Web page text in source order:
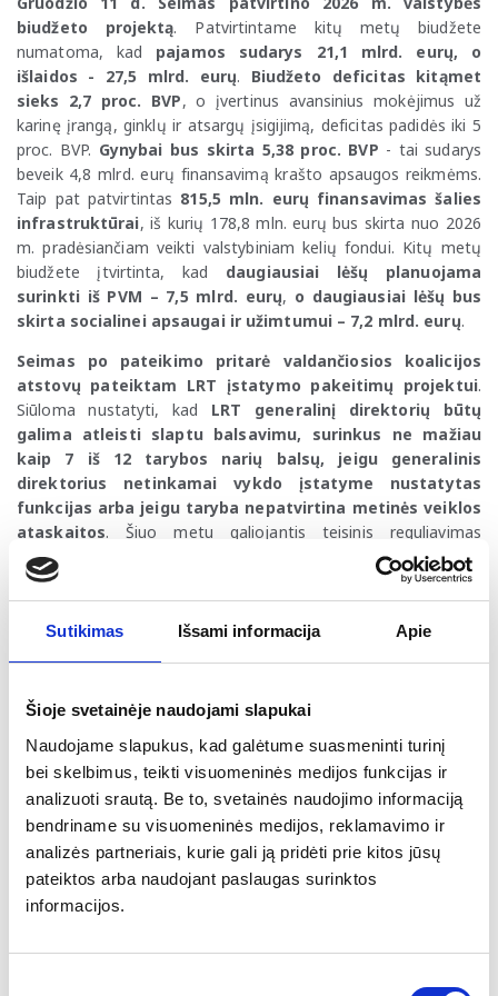
Sutikimas Išsami informacija Apie
Šioje svetainėje naudojami slapukai
Naudojame slapukus, kad galėtume suasmeninti turinį
bei skelbimus, teikti visuomeninės medijos funkcijas ir
analizuoti srautą. Be to, svetainės naudojimo informaciją
bendriname su visuomeninės medijos, reklamavimo ir
analizės partneriais, kurie gali ją pridėti prie kitos jūsų
pateiktos arba naudojant paslaugas surinktos
informacijos.
biudžeto projektą. Patvirtintame kitų metų biudžete
numatoma, kad pajamos sudarys 21,1 mlrd. eurų, o
išlaidos - 27,5 mlrd. eurų. Biudžeto deficitas kitąmet
sieks 2,7 proc. BVP, o įvertinus avansinius mokėjimus už
karinę įrangą, ginklų ir atsargų įsigijimą, deficitas padidės iki 5
proc. BVP. Gynybai bus skirta 5,38 proc. BVP - tai sudarys
beveik 4,8 mlrd. eurų finansavimą krašto apsaugos reikmėms.
Taip pat patvirtintas 815,5 mln. eurų finansavimas šalies
infrastruktūrai, iš kurių 178,8 mln. eurų bus skirta nuo 2026
m. pradėsiančiam veikti valstybiniam kelių fondui. Kitų metų
biudžete įtvirtinta, kad daugiausiai lėšų planuojama
surinkti iš PVM – 7,5 mlrd. eurų, o daugiausiai lėšų bus
skirta socialinei apsaugai ir užimtumui – 7,2 mlrd. eurų.
Seimas po pateikimo pritarė valdančiosios koalicijos
atstovų pateiktam LRT įstatymo pakeitimų projektui.
Siūloma nustatyti, kad LRT generalinį direktorių būtų
galima atleisti slaptu balsavimu, surinkus ne mažiau
kaip 7 iš 12 tarybos narių balsų, jeigu generalinis
direktorius netinkamai vykdo įstatyme nustatytas
funkcijas arba jeigu taryba nepatvirtina metinės veiklos
ataskaitos. Šiuo metu galiojantis teisinis reguliavimas
numato, kad atleidimas galimas, jei nepasitikėjimas
grindžiamas viešuoju interesu ir už atleidimą atviru balsavimu
balsuoja ne mažiau kaip 8 iš 12 tarybos narių. Toliau įstatymo
pakeitimo projektas bus svarstomas Kultūros komitete, o
Vyriausybės naujienos
Vyriausybės posėdyje patvirtintas XX-osios Vyriausybės
programos nuostatų įgyvendinimo planas. Nuostatų
įgyvendinimo plane numatyti prioritetai ir darbai, kuriuos
Vyriausybė įgyvendins iki 2028 m. pabaigos.
Vyriausybė gruodžio 9 d. paskelbė valstybės lygio
ekstremaliąją situaciją dėl iš Baltarusijos teritorijos
leidžiamų meteorologinių balionų